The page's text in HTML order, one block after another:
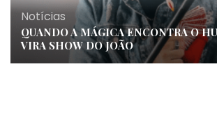
Notícias
QUANDO A MÁGICA ENCONTRA O
VIRA SHOW DO JOÃO